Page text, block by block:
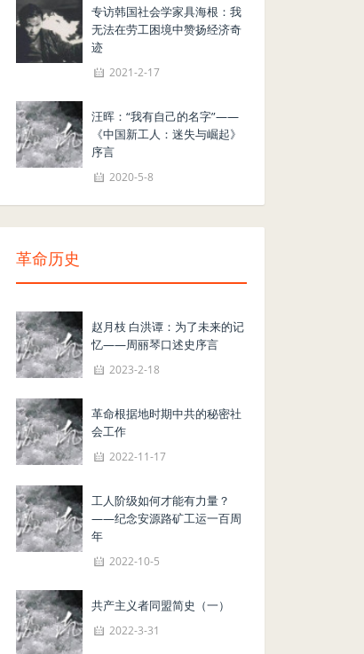
专访韩国社会学家具海根：我
无法在劳工困境中赞扬经济奇
迹
2021-2-17
汪晖：“我有自己的名字”——
《中国新工人：迷失与崛起》
序言
2020-5-8
革命历史
赵月枝 白洪谭：为了未来的记
忆——周丽琴口述史序言
2023-2-18
革命根据地时期中共的秘密社
会工作
2022-11-17
工人阶级如何才能有力量？
——纪念安源路矿工运一百周
年
2022-10-5
共产主义者同盟简史（一）
2022-3-31